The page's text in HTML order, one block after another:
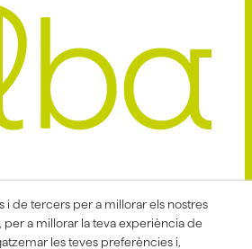
Condicions de venda
i de tercers per a millorar els nostres
per a millorar la teva experiència de
les teves preferències i,